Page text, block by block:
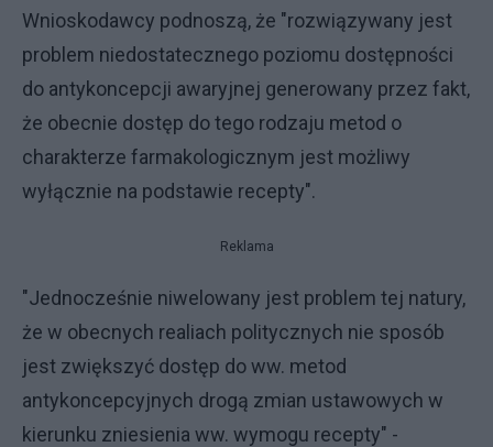
Wnioskodawcy podnoszą, że "rozwiązywany jest
problem niedostatecznego poziomu dostępności
do antykoncepcji awaryjnej generowany przez fakt,
że obecnie dostęp do tego rodzaju metod o
charakterze farmakologicznym jest możliwy
wyłącznie na podstawie recepty".
Reklama
"Jednocześnie niwelowany jest problem tej natury,
że w obecnych realiach politycznych nie sposób
jest zwiększyć dostęp do ww. metod
antykoncepcyjnych drogą zmian ustawowych w
kierunku zniesienia ww. wymogu recepty" -